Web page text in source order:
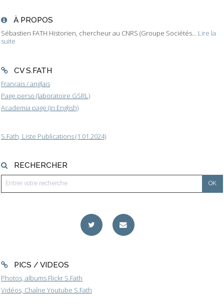
À PROPOS
Sébastien FATH Historien, chercheur au CNRS (Groupe Sociétés... Lire la
suite
CV S.FATH
Français / anglais
Page perso (laboratoire GSRL)
Academia page (in English)
S.Fath, Liste Publications (1.01.2024)
RECHERCHER
PICS / VIDEOS
Photos, albums Flickr S.Fath
Vidéos, Chaîne Youtube S.Fath